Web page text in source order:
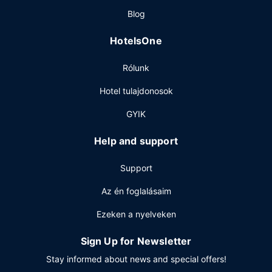
Ebéd vagy vacsora menüt is kipróbálhatsz Abaca, a helyi
ételek típusú választék jellemző. Ha csak snackeket ennél,
ismerkedésre a többi vendéggel az ingyenes fogadás,
amely naponta kerül megrendezésre. Zárd a napot egy
frissítő itallal a bár/társalgó kínálatából. Teljes reggelit
szolgálnak fel hétköznapokon 7:00 és 10:00 között, ill.
Egyéb felszereltség
24 órában nyitva tartó recepció és több nyelven beszélő
személyzet is igénybe vehető.
Blog
HotelsOne
Rólunk
Hotel tulajdonosok
GYIK
Help and support
Support
Az én foglalásaim
Ezeken a nyelveken
Sign Up for Newsletter
Stay informed about news and special offers!